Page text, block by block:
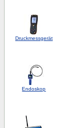
Druckmessgerät
Endoskop